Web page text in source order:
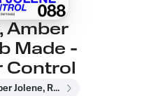
Amber
Made -
Control
Emeskay, Amber Jolene, Rob Made